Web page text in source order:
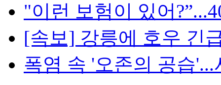
"이런 보험이 있어
[속보] 강릉에 호우 긴
폭염 속 '오존의 공습'...